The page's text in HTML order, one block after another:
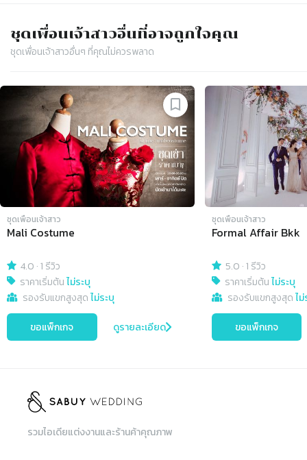
ชุดเพื่อนเจ้าสาวอื่นที่อาจถูกใจคุณ
ชุดเพื่อนเจ้าสาวอื่นๆ ที่คุณไม่ควรพลาด
Slide 1 of 4
ชุดเพื่อนเจ้าสาว
Mali Costume
4.0 ·1 รีวิว
ราคาเริ่มต้นไม่ระบุ
รองรับแขกสูงสุดไม่ระบุ
ขอแพ็กเกจ ดูรายละเอียด
ชุดเพื่อนเจ้าสาว
Formal Affair Bkk
5.0 ·1 รีวิว
ราคาเริ่มต้นไม่ระบุ
รองรับแขกสูงสุดไ
ขอแพ็กเกจ
รวมไอเดียแต่งงานและร้านค้าคุณภาพ